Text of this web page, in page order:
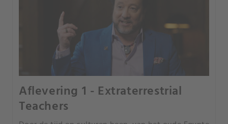
Aflevering 1 - Extraterrestrial
Teachers